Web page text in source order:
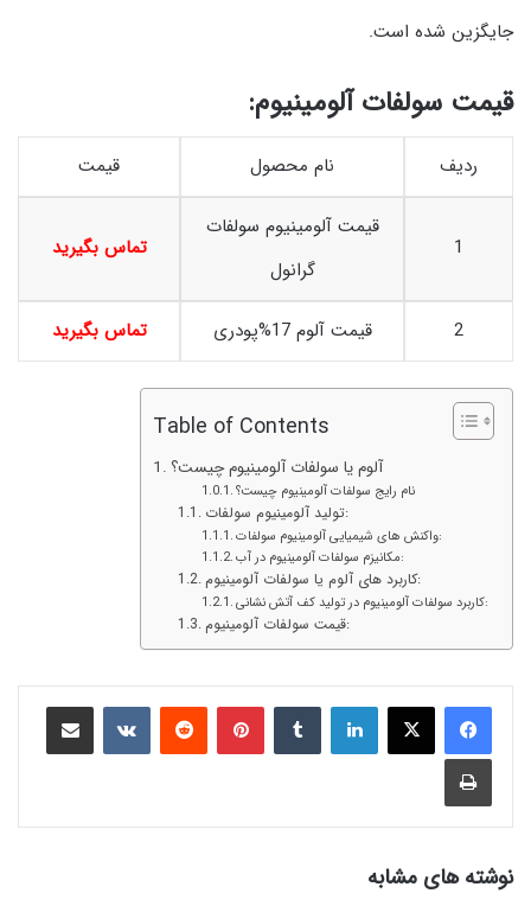
جایگزین شده است.
قیمت سولفات آلومینیوم:
ردیف نام محصول قیمت
1
قیمت آلومینیوم سولفات
گرانول
تماس بگیرید
2 قیمت آلوم 17%پودری تماس بگیرید
Table of Contents
آلوم یا سولفات آلومینیوم چیست؟
نام رایج سولفات آلومینیوم چیست؟
تولید آلومینیوم سولفات:
واکنش های شیمیایی آلومینیوم سولفات:
مکانیزم سولفات آلومینیوم در آب:
کاربرد های آلوم یا سولفات آلومینیوم:
کاربرد سولفات آلومینیوم در تولید کف آتش نشانی:
قیمت سولفات آلومینیوم:
نوشته های مشابه